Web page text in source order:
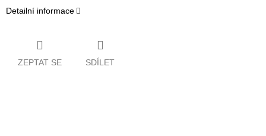
Detailní informace
ZEPTAT SE SDÍLET